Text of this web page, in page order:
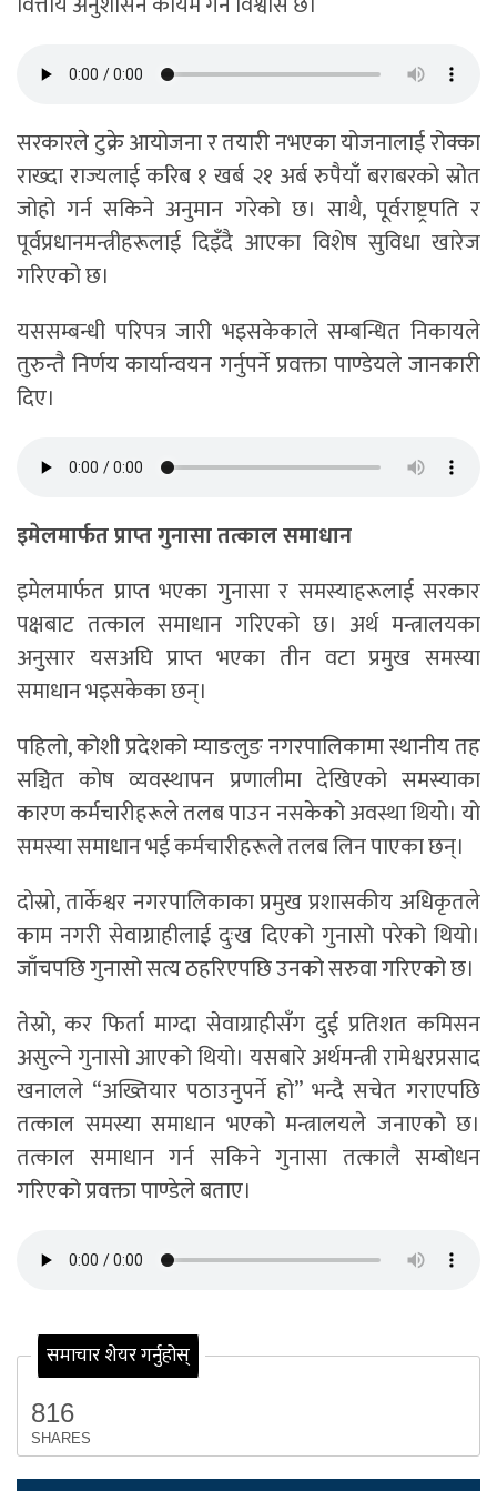
सरकारले टुक्रे आयोजना र तयारी नभएका योजनालाई रोक्का
राख्दा राज्यलाई करिब १ खर्ब २१ अर्ब रुपैयाँ बराबरको स्रोत
जोहो गर्न सकिने अनुमान गरेको छ। साथै, पूर्वराष्ट्रपति र
पूर्वप्रधानमन्त्रीहरूलाई दिइँदै आएका विशेष सुविधा खारेज
गरिएको छ।
यससम्बन्धी परिपत्र जारी भइसकेकाले सम्बन्धित निकायले
तुरुन्तै निर्णय कार्यान्वयन गर्नुपर्ने प्रवक्ता पाण्डेयले जानकारी
दिए।
इमेलमार्फत प्राप्त गुनासा तत्काल समाधान
इमेलमार्फत प्राप्त भएका गुनासा र समस्याहरूलाई सरकार
पक्षबाट तत्काल समाधान गरिएको छ। अर्थ मन्त्रालयका
अनुसार यसअघि प्राप्त भएका तीन वटा प्रमुख समस्या
समाधान भइसकेका छन्।
पहिलो, कोशी प्रदेशको म्याङलुङ नगरपालिकामा स्थानीय तह
सञ्चित कोष व्यवस्थापन प्रणालीमा देखिएको समस्याका
कारण कर्मचारीहरूले तलब पाउन नसकेको अवस्था थियो। यो
समस्या समाधान भई कर्मचारीहरूले तलब लिन पाएका छन्।
दोस्रो, तार्केश्वर नगरपालिकाका प्रमुख प्रशासकीय अधिकृतले
काम नगरी सेवाग्राहीलाई दुःख दिएको गुनासो परेको थियो।
जाँचपछि गुनासो सत्य ठहरिएपछि उनको सरुवा गरिएको छ।
तेस्रो, कर फिर्ता माग्दा सेवाग्राहीसँग दुई प्रतिशत कमिसन
असुल्ने गुनासो आएको थियो। यसबारे अर्थमन्त्री रामेश्वरप्रसाद
खनालले “अख्तियार पठाउनुपर्ने हो” भन्दै सचेत गराएपछि
तत्काल समस्या समाधान भएको मन्त्रालयले जनाएको छ।
तत्काल समाधान गर्न सकिने गुनासा तत्कालै सम्बोधन
गरिएको प्रवक्ता पाण्डेले बताए।
समाचार शेयर गर्नुहोस्
816
SHARES